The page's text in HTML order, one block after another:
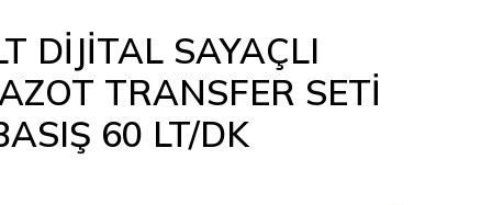
DİJİTAL SAYAÇLI
TRANSFER SETİ
60 LT/DK